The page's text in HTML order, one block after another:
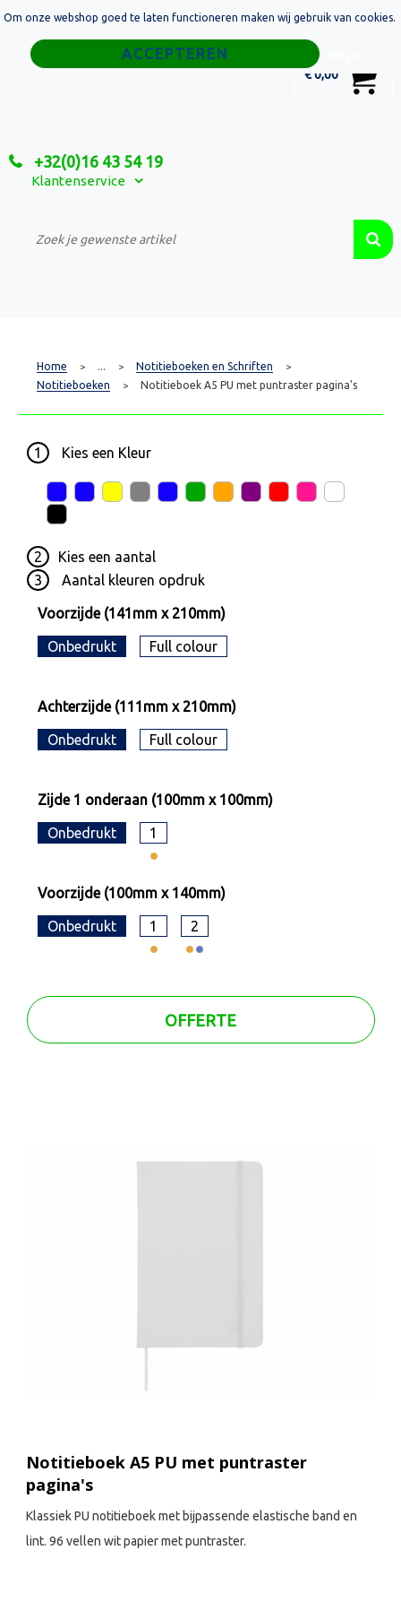
€ 0,00
+32(0)16 43 54 19
Klantenservice
Home
Relatiegeschenken
Custom Made Projecten
Home > ... > Notitieboeken en Schriften >
Notitieboeken > Notitieboek A5 PU met puntraster pagina's
1 Kies een Kleur
2 Kies een aantal
3
Aantal kleuren opdruk
Voorzijde (141mm x 210mm)
Onbedrukt Full colour
Achterzijde (111mm x 210mm)
Onbedrukt Full colour
Zijde 1 onderaan (100mm x 100mm)
Onbedrukt 1
Voorzijde (100mm x 140mm)
Onbedrukt 1 2
OFFERTE
Notitieboek A5 PU met puntraster
pagina's
Klassiek PU notitieboek met bijpassende elastische band en
lint. 96 vellen wit papier met puntraster.
Om onze webshop goed te laten functioneren maken wij gebruik van cookies.